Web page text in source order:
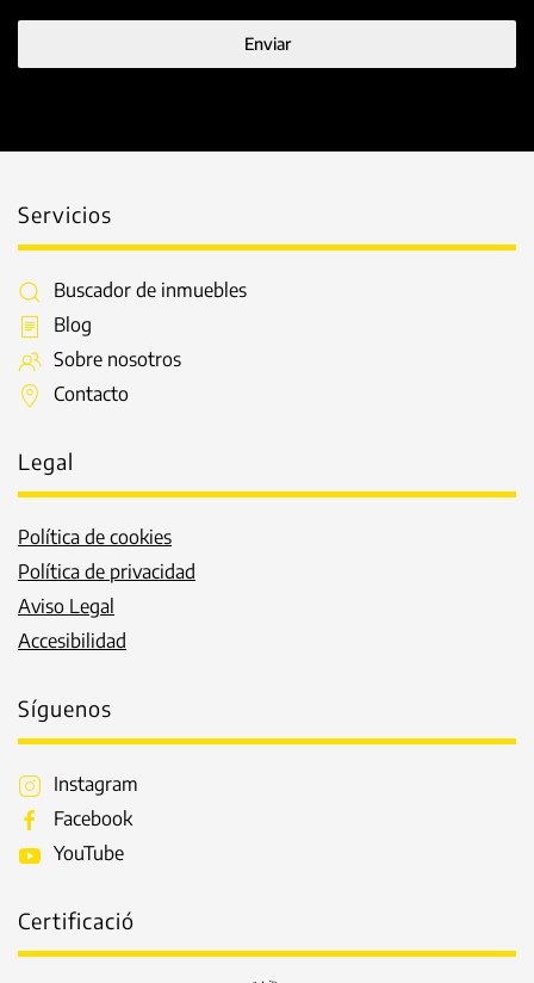
Enviar
Servicios
Buscador de inmuebles
Blog
Sobre nosotros
Contacto
Legal
Política de cookies
Política de privacidad
Aviso Legal
Accesibilidad
Síguenos
Instagram
Facebook
YouTube
Certificació